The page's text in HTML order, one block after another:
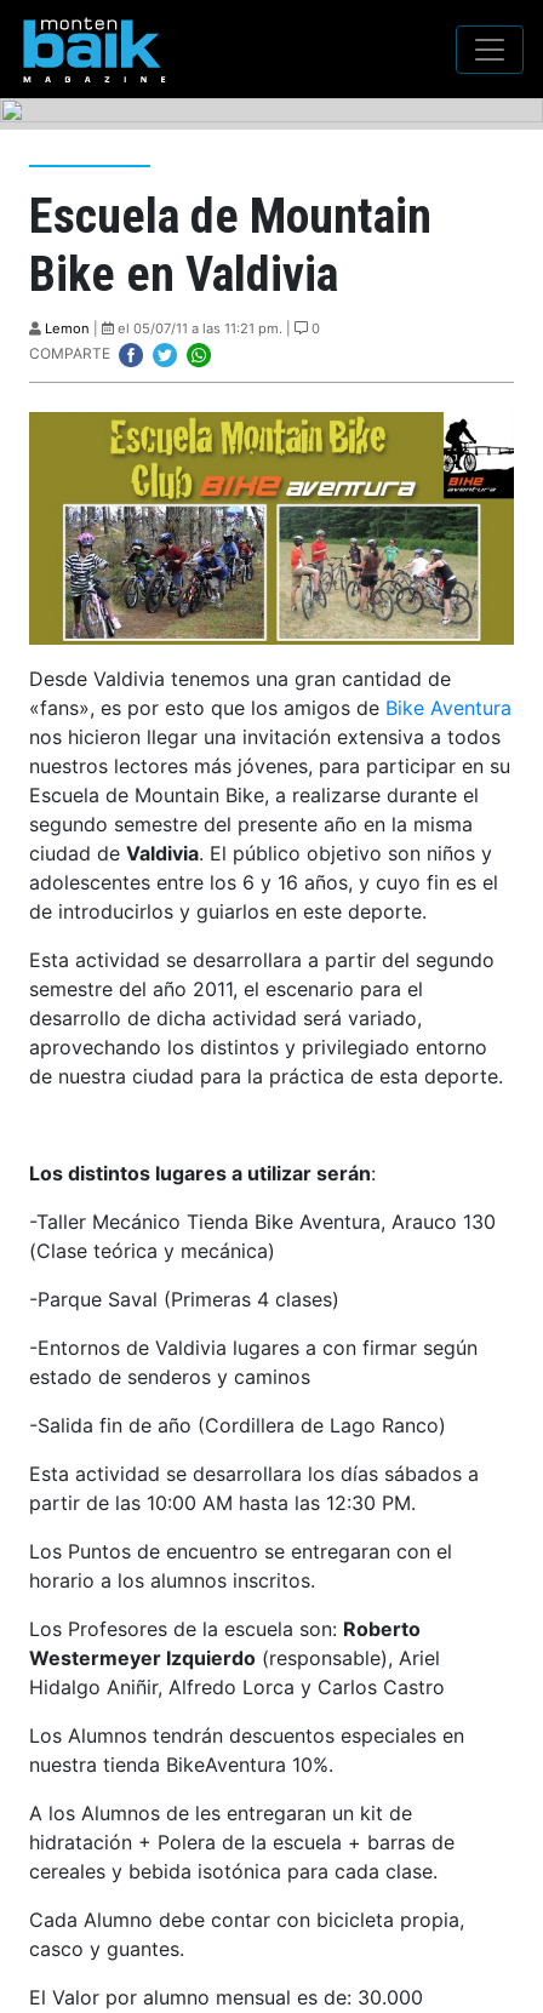
Escuela de Mountain
Bike en Valdivia
Lemon el 05/07/11 a las 11:21 pm. | 0
COMPARTE
Desde Valdivia tenemos una gran cantidad de
«fans», es por esto que los amigos de Bike Aventura
nos hicieron llegar una invitación extensiva a todos
nuestros lectores más jóvenes, para participar en su
Escuela de Mountain Bike, a realizarse durante el
segundo semestre del presente año en la misma
ciudad de Valdivia. El público objetivo son niños y
adolescentes entre los 6 y 16 años, y cuyo fin es el
de introducirlos y guiarlos en este deporte.
Esta actividad se desarrollara a partir del segundo
semestre del año 2011, el escenario para el
desarrollo de dicha actividad será variado,
aprovechando los distintos y privilegiado entorno
de nuestra ciudad para la práctica de esta deporte.
Los distintos lugares a utilizar serán:
-Taller Mecánico Tienda Bike Aventura, Arauco 130
(Clase teórica y mecánica)
-Parque Saval (Primeras 4 clases)
-Entornos de Valdivia lugares a con firmar según
estado de senderos y caminos
-Salida fin de año (Cordillera de Lago Ranco)
Esta actividad se desarrollara los días sábados a
partir de las 10:00 AM hasta las 12:30 PM.
Los Puntos de encuentro se entregaran con el
horario a los alumnos inscritos.
Los Profesores de la escuela son: Roberto
Westermeyer Izquierdo (responsable), Ariel
Hidalgo Aniñir, Alfredo Lorca y Carlos Castro
Los Alumnos tendrán descuentos especiales en
nuestra tienda BikeAventura 10%.
A los Alumnos de les entregaran un kit de
hidratación + Polera de la escuela + barras de
cereales y bebida isotónica para cada clase.
Cada Alumno debe contar con bicicleta propia,
casco y guantes.
El Valor por alumno mensual es de: 30.000